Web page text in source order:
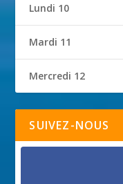
Lundi 10
Mardi 11
Mercredi 12
SUIVEZ-NOUS